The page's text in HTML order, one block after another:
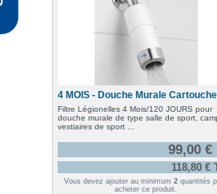
4 MOIS - Douche Murale
Filtre Légionelles 4 Mois/120 JOURS pour
douche murale de type salle de sport,
vestiaires de sport ...
99,00 €
118,80 €
Vous devez ajouter au minimum 2 quantités
acheter ce produit.